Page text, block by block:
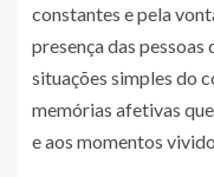
constantes e pela
presença das pessoas
situações simples do
memórias afetivas
e aos momentos